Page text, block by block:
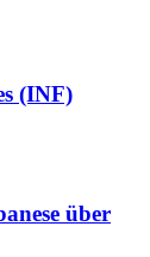
(INF)
über